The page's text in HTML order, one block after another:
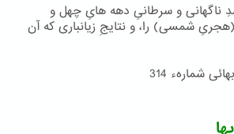
ناگهانی و سرطانیِ دهه هایِ چهل و
شمسی) را، و نتایجِ زیانباری که آن
شمارهء 314